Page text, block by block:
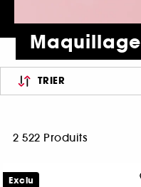
Maquillage
TRIER
2 522 Produits
Exclu